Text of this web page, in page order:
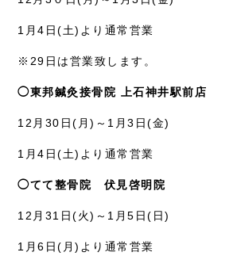
1月4日(土)より通常営業
※29日は営業致します。
◯東邦鍼灸接骨院 上石神井駅前店
12月30日(月)～1月3日(金)
1月4日(土)より通常営業
◯てて整骨院 伏見啓明院
12月31日(火)～1月5日(日)
1月6日(月)より通常営業